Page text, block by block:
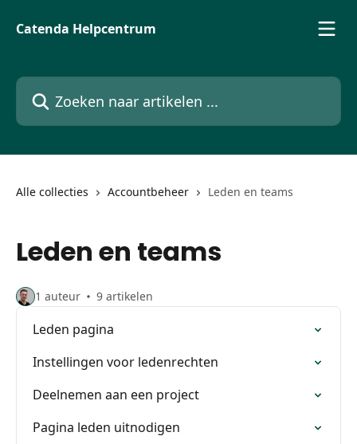
Catenda Helpcentrum
Zoeken naar artikelen ...
Alle collecties Accountbeheer Leden en teams
Leden en teams
1 auteur 9 artikelen
Leden pagina
Instellingen voor ledenrechten
Deelnemen aan een project
Pagina leden uitnodigen